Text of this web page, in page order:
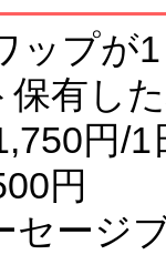
ップが
保有し
円/
円
セージ